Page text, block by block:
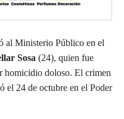
al Ministerio Público en el
Sosa (24), quien fue
homicidio doloso. El crimen
el 24 de octubre en el Poder